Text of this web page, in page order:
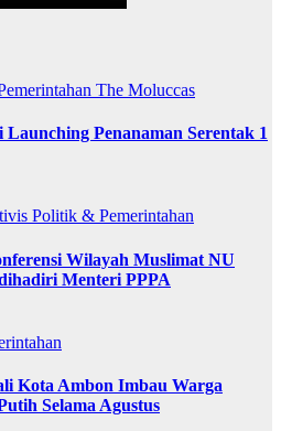
The Moluccas
Penanaman Serentak 1
Politik & Pemerintahan
Wilayah Muslimat NU
Menteri PPPA
Kota Ambon Imbau Warga
Selama Agustus